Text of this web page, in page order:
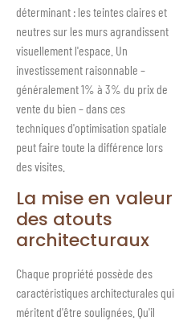
déterminant : les teintes claires et
neutres sur les murs agrandissent
visuellement l'espace. Un
investissement raisonnable –
généralement 1% à 3% du prix de
vente du bien – dans ces
techniques d'optimisation spatiale
peut faire toute la différence lors
des visites.
La mise en valeur
des atouts
architecturaux
Chaque propriété possède des
caractéristiques architecturales qui
méritent d'être soulignées. Qu'il